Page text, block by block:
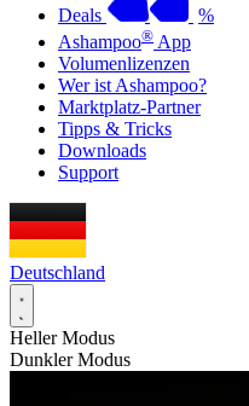
Deals
%
Ashampoo® App
Volumenlizenzen
Wer ist Ashampoo?
Marktplatz-Partner
Tipps & Tricks
Downloads
Support
Deutschland
Heller Modus
Dunkler Modus